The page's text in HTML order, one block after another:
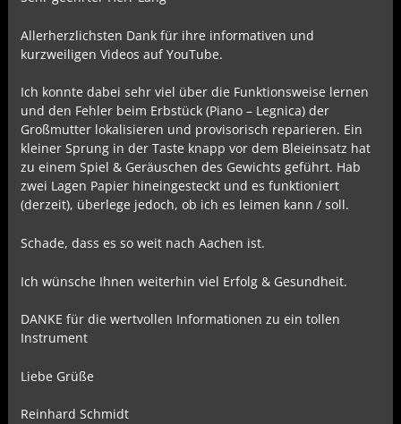
Allerherzlichsten Dank für ihre informativen und
kurzweiligen Videos auf YouTube.
Ich konnte dabei sehr viel über die Funktionsweise lernen
und den Fehler beim Erbstück (Piano – Legnica) der
Großmutter lokalisieren und provisorisch reparieren. Ein
kleiner Sprung in der Taste knapp vor dem Bleieinsatz hat
zu einem Spiel & Geräuschen des Gewichts geführt. Hab
zwei Lagen Papier hineingesteckt und es funktioniert
(derzeit), überlege jedoch, ob ich es leimen kann / soll.
Schade, dass es so weit nach Aachen ist.
Ich wünsche Ihnen weiterhin viel Erfolg & Gesundheit.
DANKE für die wertvollen Informationen zu ein tollen
Instrument
Liebe Grüße
Reinhard Schmidt